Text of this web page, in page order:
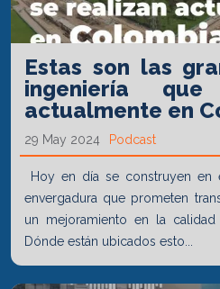
Estas son las
ingeniería
actualmente en
29 May 2024 Podcast
Hoy en día se construyen
envergadura que prometen
un mejoramiento en la
Dónde están ubicados esto...